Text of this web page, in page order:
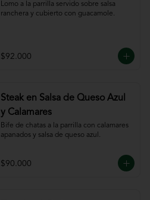
Lomo a la parrilla servido sobre salsa
ranchera y cubierto con guacamole.
$92.000
Steak en Salsa de Queso Azul
y Calamares
Bife de chatas a la parrilla con calamares
apanados y salsa de queso azul.
$90.000